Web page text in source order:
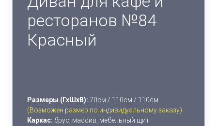
ресторанов №84
Красный
Размеры (ГхШхВ): 70см / 110см / 110см
(Возможен размер по индивидуальному заказу)
Каркас: брус, массив, мебельный щит